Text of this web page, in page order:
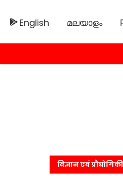
English മലയാളം
विज्ञान एवं प्रौद्योगिकी